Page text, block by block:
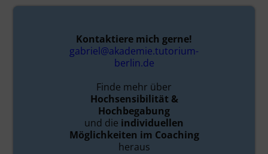
Kontaktiere mich gerne!
gabriel@akademie.tutorium-
berlin.de
Finde mehr über
Hochsensibilität &
Hochbegabung
und die individuellen
Möglichkeiten im Coaching
heraus